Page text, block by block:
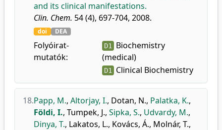
and its clinical manifestations.
Clin. Chem. 54 (4), 697-704, 2008.
doi DEA
Folyóirat-
mutatók:
D1 Biochemistry
(medical)
D1 Clinical Biochemistry
18.Papp, M., Altorjay, I., Dotan, N., Palatka, K.,
Földi, I., Tumpek, J., Sipka, S., Udvardy, M.,
Dinya, T., Lakatos, L., Kovács, Á., Molnár, T.,